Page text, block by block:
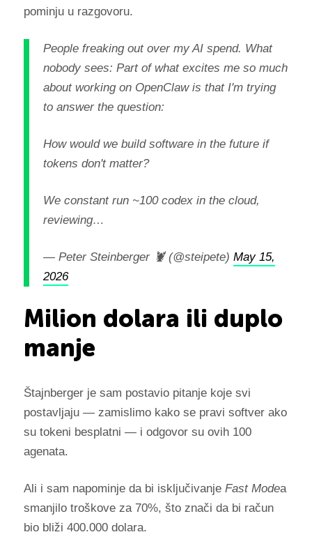
pominju u razgovoru.
People freaking out over my AI spend. What
nobody sees: Part of what excites me so much
about working on OpenClaw is that I'm trying
to answer the question:
How would we build software in the future if
tokens don't matter?
We constant run ~100 codex in the cloud,
reviewing…
— Peter Steinberger 🦞 (@steipete) May 15,
2026
Milion dolara ili duplo
manje
Štajnberger je sam postavio pitanje koje svi
postavljaju — zamislimo kako se pravi softver ako
su tokeni besplatni — i odgovor su ovih 100
agenata.
Ali i sam napominje da bi isključivanje Fast Modea
smanjilo troškove za 70%, što znači da bi račun
bio bliži 400.000 dolara.